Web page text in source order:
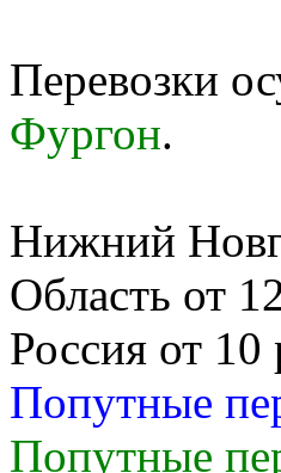
Перевозки
Фургон.
Нижний
Область от
Россия от 10
Попутные
Попутные